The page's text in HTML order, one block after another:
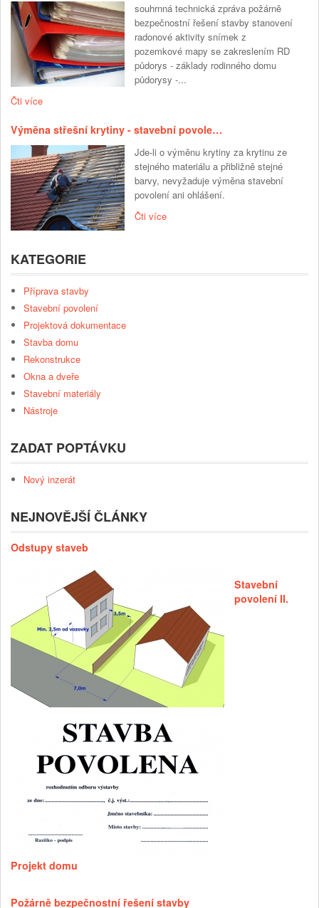
souhrnná technická zpráva požárně
bezpečnostní řešení stavby stanovení
radonové aktivity snímek z
pozemkové mapy se zakreslením RD
půdorys - základy rodinného domu
půdorysy -...
Čti více
Výměna střešní krytiny - stavební povole…
Jde-li o výměnu krytiny za krytinu ze
stejného materiálu a přibližně stejné
barvy, nevyžaduje výměna stavební
povolení ani ohlášení.
Čti více
KATEGORIE
Příprava stavby
Stavební povolení
Projektová dokumentace
Stavba domu
Rekonstrukce
Okna a dveře
Stavební materiály
Nástroje
ZADAT POPTÁVKU
Nový inzerát
NEJNOVĚJŠÍ ČLÁNKY
Odstupy staveb
Stavební
povolení II.
Projekt domu
Požárně bezpečnostní řešení stavby